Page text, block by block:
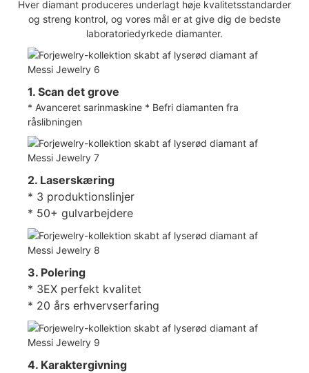
Hver diamant produceres underlagt høje kvalitetsstandarder
og streng kontrol, og vores mål er at give dig de bedste
laboratoriedyrkede diamanter.
1. Scan det grove
* Avanceret sarinmaskine * Befri diamanten fra
råslibningen
2. Laserskæring
* 3 produktionslinjer
* 50+ gulvarbejdere
3. Polering
* 3EX perfekt kvalitet
* 20 års erhvervserfaring
4. Karaktergivning